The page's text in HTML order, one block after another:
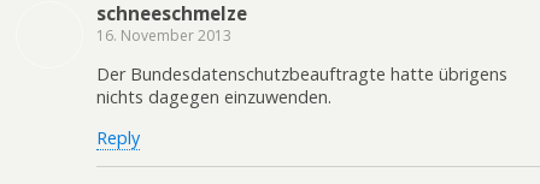
schneeschmelze
16. November 2013
Der Bundesdatenschutzbeauftragte hatte übrigens
nichts dagegen einzuwenden.
Reply